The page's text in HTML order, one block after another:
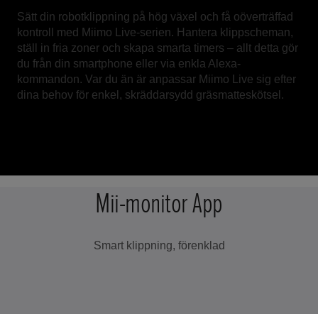
Sätt din robotklippning på hög växel och få oöverträffad
kontroll med Miimo Live-serien. Hantera klippscheman,
ställ in fria zoner och skapa smarta timers – allt detta gör
du från din smartphone eller via enkla Alexa-
kommandon. Var du än är anpassar Miimo Live sig efter
dina behov för enkel, skräddarsydd gräsmatteskötsel.
Mii-monitor App
Smart klippning, förenklad